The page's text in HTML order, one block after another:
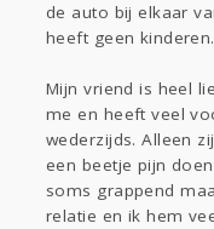
Sport
Gevraagd
Horen
de auto bij elkaar
heeft geen kinderen.
Mijn vriend is heel
me en heeft veel
wederzijds. Alleen
een beetje pijn
soms grappend
relatie en ik hem